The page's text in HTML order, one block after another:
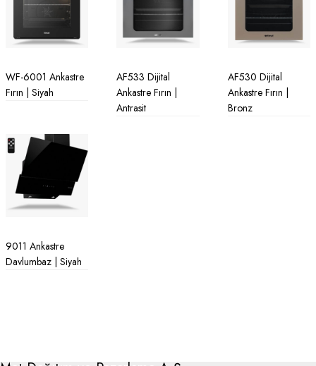
WF-6001 Ankastre
Fırın | Siyah
AF533 Dijital
Ankastre Fırın |
Antrasit
AF530 Dijital
Ankastre Fırın |
Bronz
9011 Ankastre
Davlumbaz | Siyah